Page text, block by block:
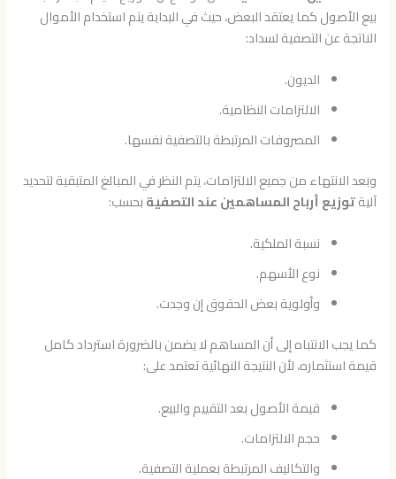
بيع الأصول كما يعتقد البعض، حيث في البداية يتم استخدام الأموال
الناتجة عن التصفية لسداد:
الديون.
الالتزامات النظامية.
المصروفات المرتبطة بالتصفية نفسها.
وبعد الانتهاء من جميع الالتزامات، يتم النظر في المبالغ المتبقية لتحديد
آليةتوزيع أرباح المساهمين عند التصفيةبحسب:
نسبة الملكية.
نوع الأسهم.
وأولوية بعض الحقوق إن وجدت.
كما يجب الانتباه إلى أن المساهم لا يضمن بالضرورة استرداد كامل
قيمة استثماره، لأن النتيجة النهائية تعتمد على:
قيمة الأصول بعد التقييم والبيع.
حجم الالتزامات.
والتكاليف المرتبطة بعملية التصفية.